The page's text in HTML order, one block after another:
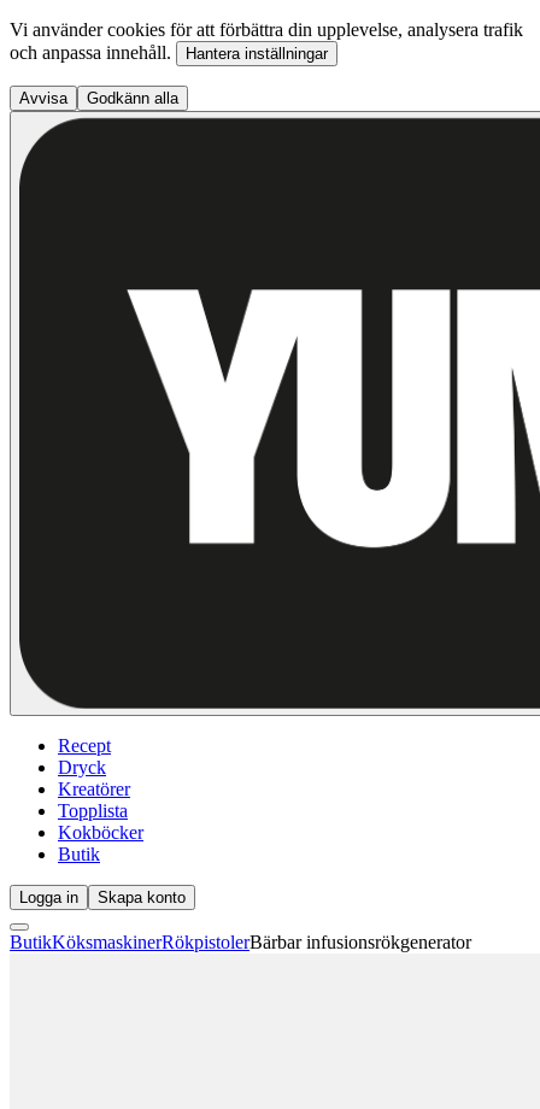
Vi använder cookies för att förbättra din upplevelse, analysera trafik
och anpassa innehåll.
Hantera inställningar
Avvisa Godkänn alla
Recept
Dryck
Kreatörer
Topplista
Kokböcker
Butik
Logga in Skapa konto
ButikKöksmaskinerRökpistolerBärbar infusionsrökgenerator